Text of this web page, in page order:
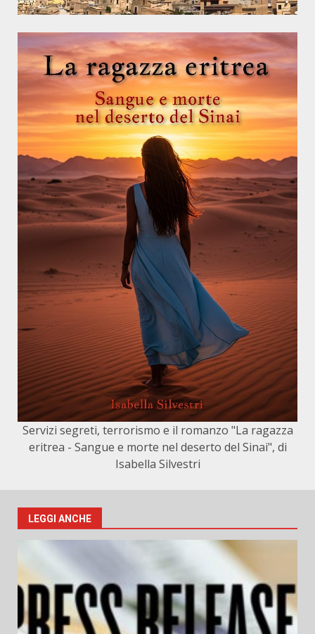
Servizi segreti, terrorismo e il romanzo "La ragazza
eritrea - Sangue e morte nel deserto del Sinai", di
Isabella Silvestri
LEGGI ANCHE